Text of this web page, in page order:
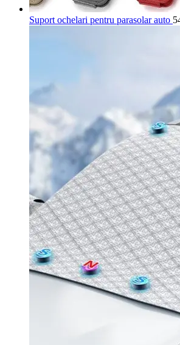
Suport ochelari pentru parasolar auto